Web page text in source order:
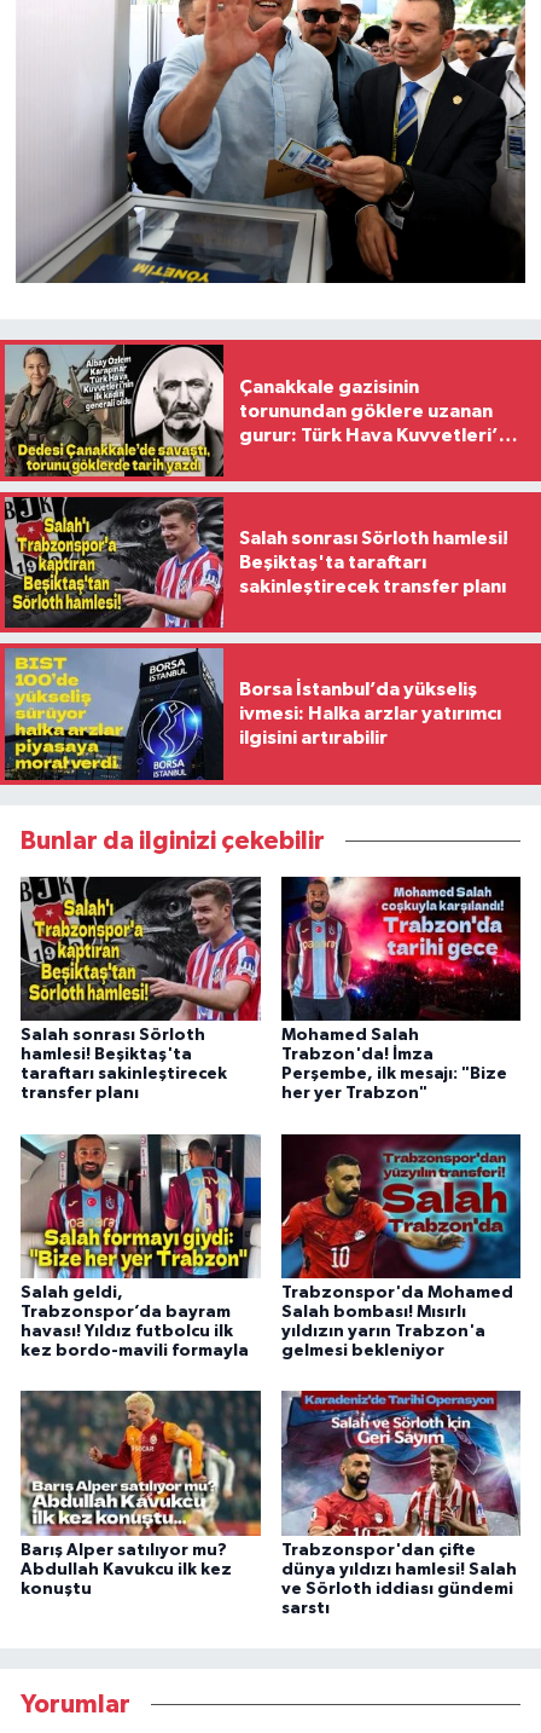
Çanakkale gazisinin
torunundan göklere uzanan
gurur: Türk Hava Kuvvetleri’nin
Salah sonrası Sörloth hamlesi!
Beşiktaş'ta taraftarı
sakinleştirecek transfer planı
Borsa İstanbul’da yükseliş
ivmesi: Halka arzlar yatırımcı
ilgisini artırabilir
Bunlar da ilginizi çekebilir
Salah sonrası Sörloth
hamlesi! Beşiktaş'ta
taraftarı sakinleştirecek
transfer planı
Mohamed Salah
Trabzon'da! İmza
Perşembe, ilk mesajı: "Bize
her yer Trabzon"
Salah geldi,
Trabzonspor’da bayram
havası! Yıldız futbolcu ilk
kez bordo-mavili formayla
Trabzonspor'da Mohamed
Salah bombası! Mısırlı
yıldızın yarın Trabzon'a
gelmesi bekleniyor
Barış Alper satılıyor mu?
Abdullah Kavukcu ilk kez
konuştu
Trabzonspor'dan çifte
dünya yıldızı hamlesi! Salah
ve Sörloth iddiası gündemi
sarstı
Yorumlar